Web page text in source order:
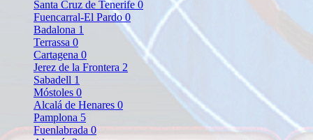
Santa Cruz de Tenerife 0
Fuencarral-El Pardo0
Badalona 1
Terrassa 0
Cartagena 0
Jerez de la Frontera 2
Sabadell 1
Móstoles 0
Alcalá de Henares 0
Pamplona 5
Fuenlabrada0